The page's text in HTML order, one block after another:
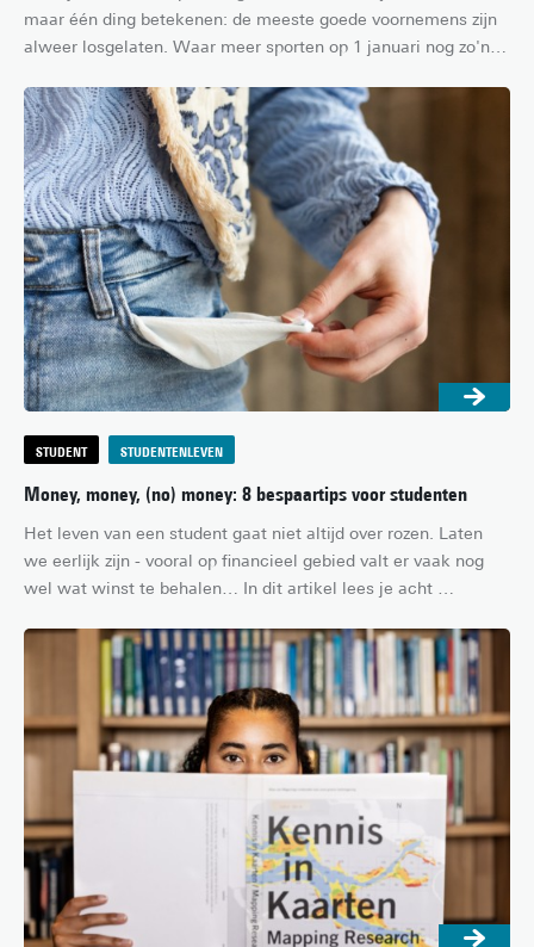
maar één ding betekenen: de meeste goede voornemens zijn
alweer losgelaten. Waar meer sporten op 1 januari nog zo'n
te bekennen. Heb jij ook geen zin meer in het zoveelste tripje
naar de sportschool of het voetbalveld? Probeer dan eens één
van de nogal onconventionele sporten die de Universiteit
Twente te bieden heeft!
STUDENT STUDENTENLEVEN
Money, money, (no) money: 8 bespaartips voor studenten
Het leven van een student gaat niet altijd over rozen. Laten
we eerlijk zijn - vooral op financieel gebied valt er vaak nog
wel wat winst te behalen… In dit artikel lees je acht
maand hoeft te overleven op instant noodles (yes, we’ve been